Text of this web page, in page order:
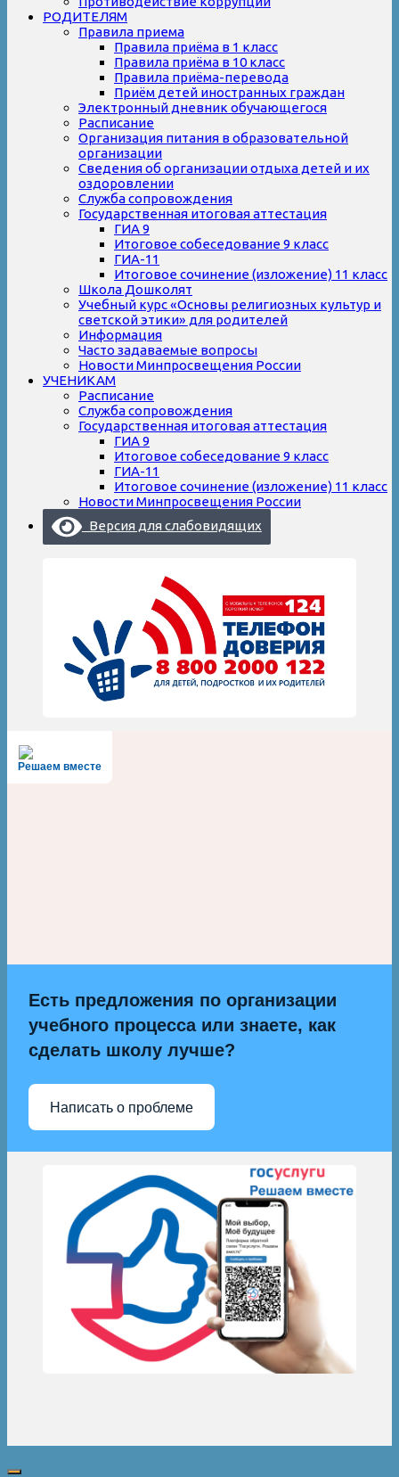
РОДИТЕЛЯМ
Правила приема
Правила приёма в 1 класс
Правила приёма в 10 класс
Правила приёма-перевода
Приём детей иностранных граждан
Электронный дневник обучающегося
Расписание
Организация питания в образовательной
организации
Сведения об организации отдыха детей и их
оздоровлении
Служба сопровождения
Государственная итоговая аттестация
ГИА 9
Итоговое собеседование 9 класс
ГИА-11
Итоговое сочинение (изложение) 11 класс
Школа Дошколят
Учебный курс «Основы религиозных культур и
светской этики» для родителей
Информация
Часто задаваемые вопросы
Новости Минпросвещения России
УЧЕНИКАМ
Расписание
Служба сопровождения
Государственная итоговая аттестация
ГИА 9
Итоговое собеседование 9 класс
ГИА-11
Итоговое сочинение (изложение) 11 класс
Новости Минпросвещения России
Версия для слабовидящих
Решаем вместе
Есть предложения по организации
учебного процесса или знаете, как
сделать школу лучше?
Написать о проблеме